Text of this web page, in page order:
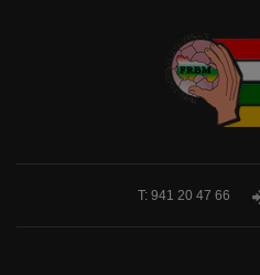
T: 941 20 47 66